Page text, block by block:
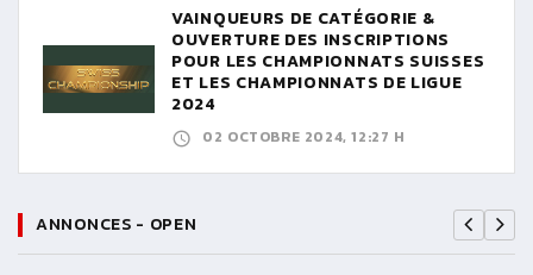
VAINQUEURS DE CATÉGORIE &
OUVERTURE DES INSCRIPTIONS
POUR LES CHAMPIONNATS SUISSES
ET LES CHAMPIONNATS DE LIGUE
2024
02 OCTOBRE 2024, 12:27 H
ANNONCES - OPEN